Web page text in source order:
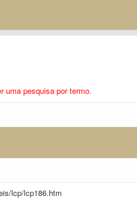
uma pesquisa por termo.
lcp/lcp186.htm